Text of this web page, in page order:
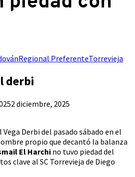
Regional PreferenteTorrevieja
derbi
2 diciembre, 2025
Derbi del pasado sábado en el
propio que decantó la balanza
El Harchi no tuvo piedad del
clave al SC Torrevieja de Diego